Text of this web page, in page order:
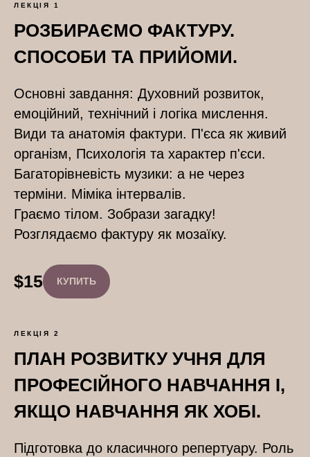
ЛЕКЦІЯ 1
РОЗБИРАЄМО ФАКТУРУ.
СПОСОБИ ТА ПРИЙОМИ.
Основні завдання: Духовний розвиток,
емоційний, технічний і логіка мислення.
Види та анатомія фактури. П'єса як живий
організм, Психологія та характер п'єси.
Багаторівневість музики: а не через
терміни. Міміка інтервалів.
Граємо тілом. Зобрази загадку!
Розглядаємо фактуру як мозаїку.
$15 КУПИТЬ
ЛЕКЦІЯ 2
ПЛАН РОЗВИТКУ УЧНЯ ДЛЯ
ПРОФЕСІЙНОГО НАВЧАННЯ І,
ЯКЩО НАВЧАННЯ ЯК ХОБІ.
Підготовка до класичного репертуару. Роль